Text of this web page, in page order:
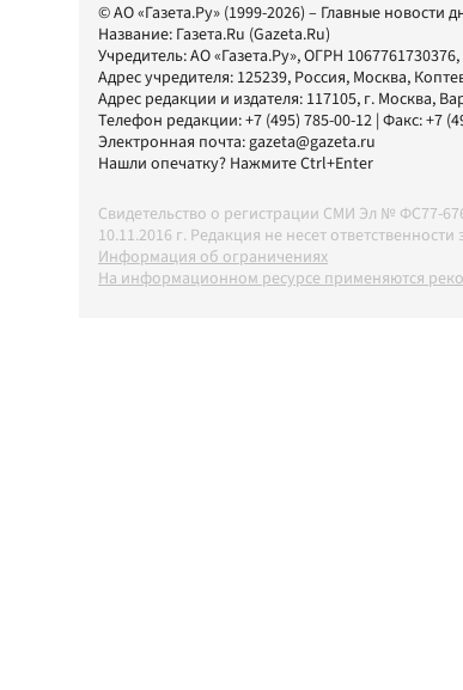
© АО «Газета.Ру» (1999-2026) – Главные новости
Название: Газета.Ru (Gazeta.Ru)
Учредитель:АО «Газета.Ру», ОГРН
Адрес учредителя: 125239, Россия, Москва,
Адрес редакции и издателя: 117105, г. Москва,
Телефон редакции:+7 (495) 785-00-12 | Факс:+7
Электронная почта:gazeta@gazeta.ru
Нашли опечатку? Нажмите Ctrl+Enter
Свидетельство о регистрации СМИ Эл № ФС77-
10.11.2016 г. Редакция не несет
Информация об ограничениях
На информационном ресурсе применяются